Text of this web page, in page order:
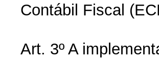
Contábil Fiscal
Art. 3º A